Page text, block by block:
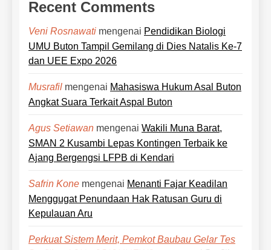
Recent Comments
Veni Rosnawati mengenai Pendidikan Biologi
UMU Buton Tampil Gemilang di Dies Natalis Ke-7
dan UEE Expo 2026
Musrafil mengenai Mahasiswa Hukum Asal Buton
Angkat Suara Terkait Aspal Buton
Agus Setiawan mengenai Wakili Muna Barat,
SMAN 2 Kusambi Lepas Kontingen Terbaik ke
Ajang Bergengsi LFPB di Kendari
Safrin Kone mengenai Menanti Fajar Keadilan
Menggugat Penundaan Hak Ratusan Guru di
Kepulauan Aru
Perkuat Sistem Merit, Pemkot Baubau Gelar Tes